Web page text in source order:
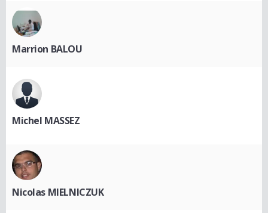
Marrion BALOU
Michel MASSEZ
Nicolas MIELNICZUK